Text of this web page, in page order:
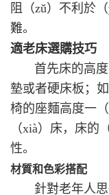
阻（zǔ）不利於
難。
適老床選購技巧
首先床的高度
墊或者硬床板；
椅的座麵高度一
（xià）床，床的
性。
材質和色彩搭配
針對老年人